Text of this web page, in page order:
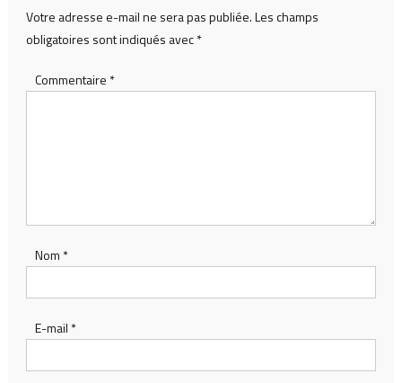
Votre adresse e-mail ne sera pas publiée.Les champs
obligatoires sont indiqués avec*
Commentaire *
Nom *
E-mail *